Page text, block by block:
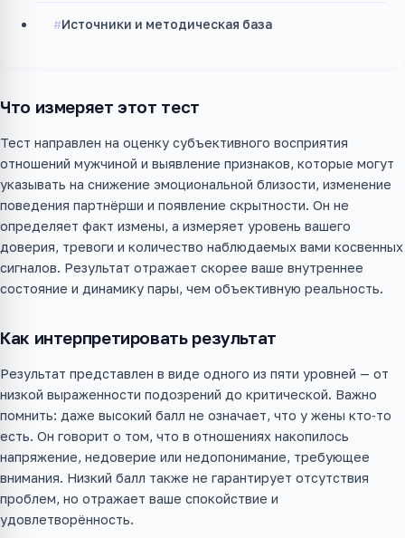
Источники и методическая база
Что измеряет этот тест
Тест направлен на оценку субъективного восприятия
отношений мужчиной и выявление признаков, которые могут
указывать на снижение эмоциональной близости, изменение
поведения партнёрши и появление скрытности. Он не
определяет факт измены, а измеряет уровень вашего
доверия, тревоги и количество наблюдаемых вами косвенных
сигналов. Результат отражает скорее ваше внутреннее
состояние и динамику пары, чем объективную реальность.
Как интерпретировать результат
Результат представлен в виде одного из пяти уровней — от
низкой выраженности подозрений до критической. Важно
помнить: даже высокий балл не означает, что у жены кто‑то
есть. Он говорит о том, что в отношениях накопилось
напряжение, недоверие или недопонимание, требующее
внимания. Низкий балл также не гарантирует отсутствия
проблем, но отражает ваше спокойствие и
удовлетворённость.